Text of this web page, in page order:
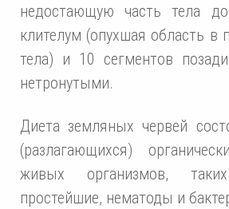
недостающую часть тела
клителум (опухшая область в
тела) и 10 сегментов
нетронутыми.
Диета земляных червей
(разлагающихся)
живых организмов,
простейшие, нематоды и